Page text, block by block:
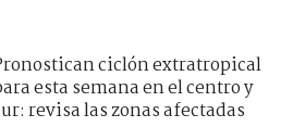
ciclón extratropical
esta semana en el centro y
revisa las zonas afectadas